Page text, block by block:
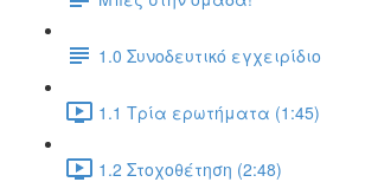
1.0 Συνοδευτικό εγχειρίδιο
1.1 Τρία ερωτήματα (1:45)
1.2 Στοχοθέτηση (2:48)